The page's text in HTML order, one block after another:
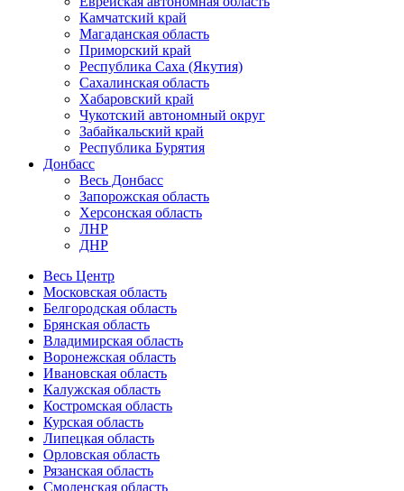
Камчатский край
Магаданская область
Приморский край
Республика Саха (Якутия)
Сахалинская область
Хабаровский край
Чукотский автономный округ
Забайкальский край
Республика Бурятия
Донбасс
Весь Донбасс
Запорожская область
Херсонская область
ЛНР
ДНР
Весь Центр
Московская область
Белгородская область
Брянская область
Владимирская область
Воронежская область
Ивановская область
Калужская область
Костромская область
Курская область
Липецкая область
Орловская область
Рязанская область
Смоленская область